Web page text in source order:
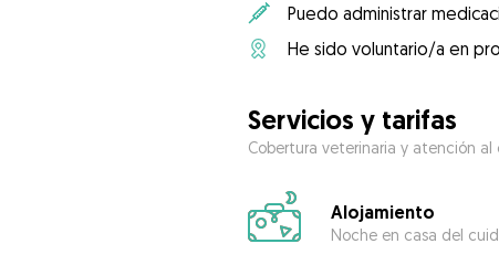
Puedo administrar
He sido voluntario/a en
Servicios y tarifas
Cobertura veterinaria y atención
Alojamiento
Noche en casa del